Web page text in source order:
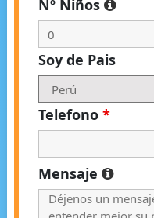
Nº Niños
Soy de Pais
Telefono *
Mensaje